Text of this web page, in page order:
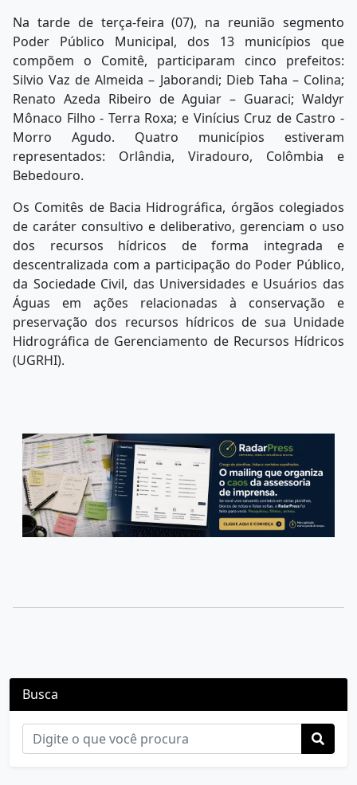
Na tarde de terça-feira (07), na reunião segmento
Poder Público Municipal, dos 13 municípios que
compõem o Comitê, participaram cinco prefeitos:
Silvio Vaz de Almeida – Jaborandi; Dieb Taha – Colina;
Renato Azeda Ribeiro de Aguiar – Guaraci; Waldyr
Mônaco Filho - Terra Roxa; e Vinícius Cruz de Castro -
Morro Agudo. Quatro municípios estiveram
representados: Orlândia, Viradouro, Colômbia e
Bebedouro.
Os Comitês de Bacia Hidrográfica, órgãos colegiados
de caráter consultivo e deliberativo, gerenciam o uso
dos recursos hídricos de forma integrada e
descentralizada com a participação do Poder Público,
da Sociedade Civil, das Universidades e Usuários das
Águas em ações relacionadas à conservação e
preservação dos recursos hídricos de sua Unidade
Hidrográfica de Gerenciamento de Recursos Hídricos
(UGRHI).
Busca